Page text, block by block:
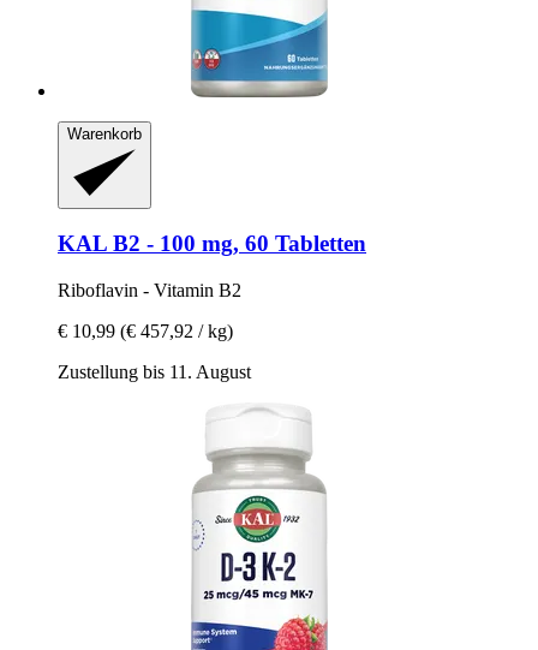
Warenkorb
KAL B2 -​ 100 mg, 60 Tabletten
Riboflavin -​ Vitamin B2
€ 10,99 (€ 457,92 / kg)
Zustellung bis 11. August